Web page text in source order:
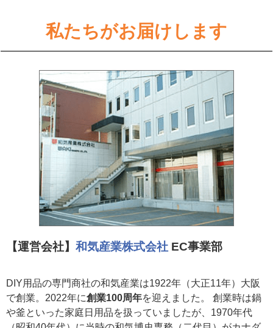
私たちがお届けします
【運営会社】 和気産業株式会社 EC事業部
DIY用品の専門商社の和気産業は1922年（大正11年）大阪
で創業。2022年に創業100周年を迎えました。 創業時は鍋
や釜といった家庭日用品を扱っていましたが、1970年代